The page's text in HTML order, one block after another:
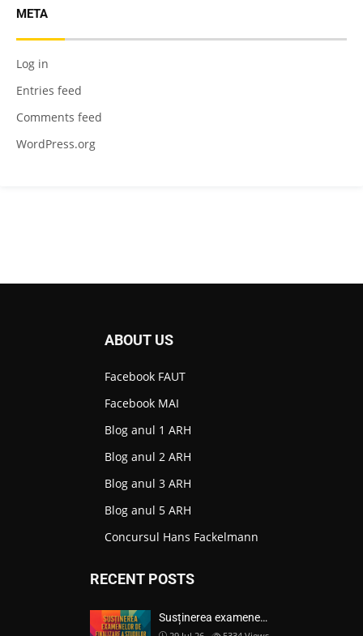
META
Log in
Entries feed
Comments feed
WordPress.org
ABOUT US
Facebook FAUT
Facebook MAI
Blog anul 1 ARH
Blog anul 2 ARH
Blog anul 3 ARH
Blog anul 5 ARH
Concursul Hans Fackelmann
RECENT POSTS
Susținerea examene…